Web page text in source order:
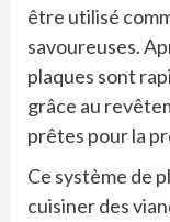
être utilisé
savoureuses.
plaques sont
grâce au
prêtes pour la
Ce système de
cuisiner des